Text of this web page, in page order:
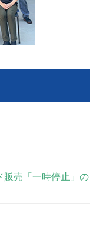
販売「一時停止」の